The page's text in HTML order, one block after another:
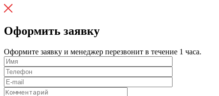
Оформить заявку
Оформите заявку и менеджер перезвонит в течение 1 часа.